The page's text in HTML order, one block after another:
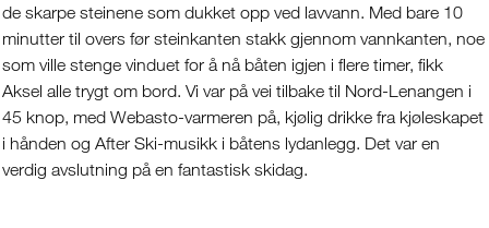
de skarpe steinene som dukket opp ved lavvann. Med bare 10
minutter til overs før steinkanten stakk gjennom vannkanten, noe
som ville stenge vinduet for å nå båten igjen i flere timer, fikk
Aksel alle trygt om bord. Vi var på vei tilbake til Nord-Lenangen i
45 knop, med Webasto-varmeren på, kjølig drikke fra kjøleskapet
i hånden og After Ski-musikk i båtens lydanlegg. Det var en
verdig avslutning på en fantastisk skidag.